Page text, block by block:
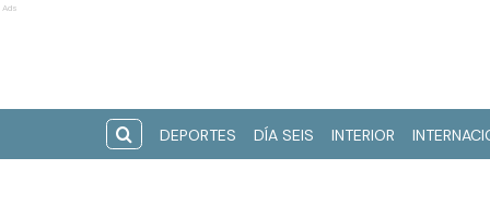
Ads
DEPORTES DÍA SEIS INTERIOR